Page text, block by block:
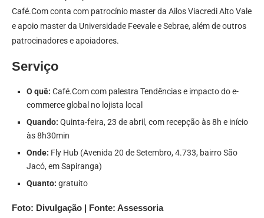
Café.Com conta com patrocínio master da Ailos Viacredi Alto Vale
e apoio master da Universidade Feevale e Sebrae, além de outros
patrocinadores e apoiadores.
Serviço
O quê: Café.Com com palestra Tendências e impacto do e-
commerce global no lojista local
Quando: Quinta-feira, 23 de abril, com recepção às 8h e início
às 8h30min
Onde: Fly Hub (Avenida 20 de Setembro, 4.733, bairro São
Jacó, em Sapiranga)
Quanto: gratuito
Foto: Divulgação | Fonte: Assessoria